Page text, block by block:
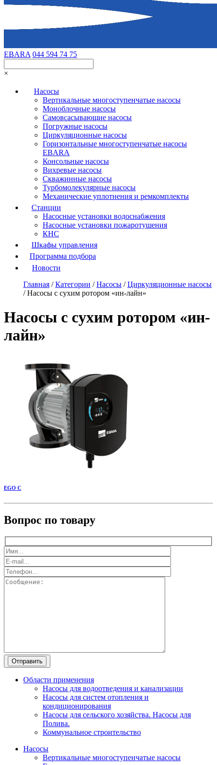
EBARA 044 594 74 75
×
Насосы
Вертикальные многоступенчатые насосы
Моноблочные насосы
Самовсасывающие насосы
Погружные насосы
Циркуляционные насосы
Горизонтальные многоступенчатые насосы
EBARA
Консольные насосы
Вихревые насосы
Скважинные насосы
Турбомолекулярные насосы
Механические уплотнения и ремкомплекты
Станции
Насосные установки водоснабжения
Насосные установки пожаротушения
КНС
Шкафы управления
Программа подбора
Новости
Главная /Категории /Насосы /Циркуляционные насосы
/Насосы с сухим ротором «ин-лайн»
Насосы с сухим ротором «ин-
лайн»
EGO C
Вопрос по товару
Области применения
Насосы для водоотведения и канализации
Насосы для систем отопления и
кондиционирования
Насосы для сельского хозяйства. Насосы для
Полива.
Коммунальное строительство
Насосы
Вертикальные многоступенчатые насосы